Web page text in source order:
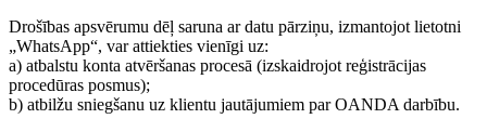
Drošības apsvērumu dēļ saruna ar datu pārziņu, izmantojot lietotni
„WhatsApp“, var attiekties vienīgi uz:
a) atbalstu konta atvēršanas procesā (izskaidrojot reģistrācijas
procedūras posmus);
b) atbilžu sniegšanu uz klientu jautājumiem par OANDA darbību.